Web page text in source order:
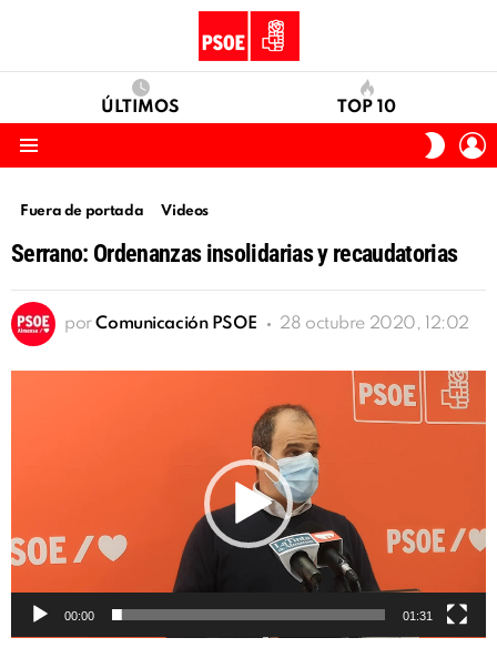
ÚLTIMOS TOP 10
SKIN
Fuera de portada Videos
Serrano: Ordenanzas insolidarias y recaudatorias
por Comunicación PSOE 28 octubre 2020, 12:02
00:00 01:31